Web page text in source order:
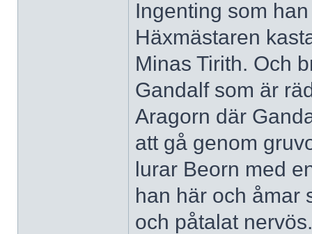
Ingenting som
Häxmästaren
Minas Tirith. Och
Gandalf som är
Aragorn där
att gå genom
lurar Beorn med
han här och åmar
och påtalat